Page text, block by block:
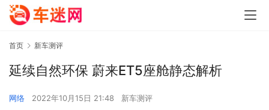
首页 新车测评
延续自然环保 蔚来ET5座舱静态解析
网络 2022年10月15日 21:48 新车测评